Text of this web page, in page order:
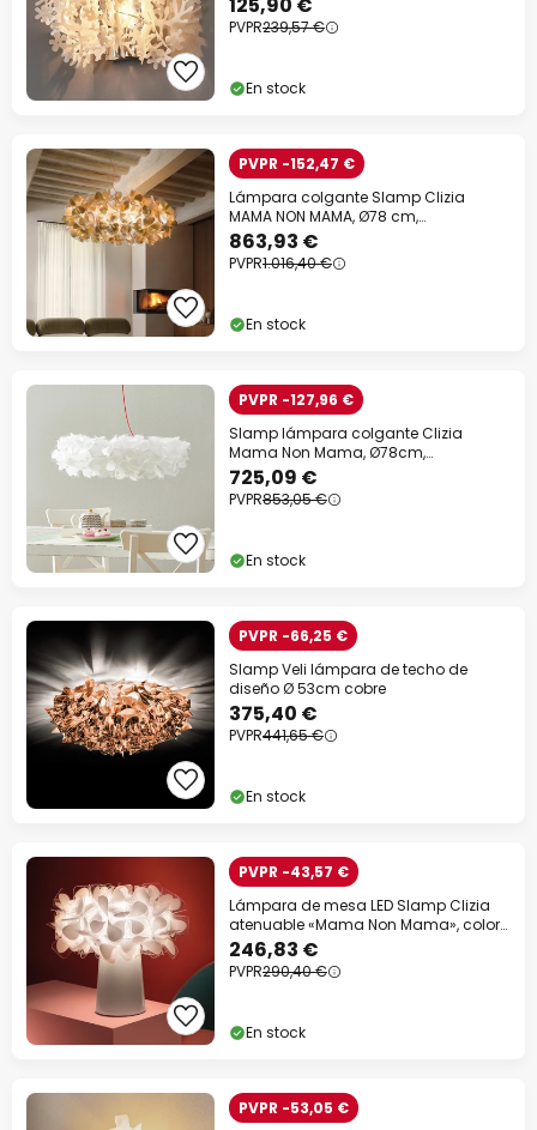
PVPR239,57 €
En stock
PVPR -152,47 €
Lámpara colgante Slamp Clizia
MAMA NON MAMA, Ø78 cm,
dorada/roja
863,93 €
PVPR1.016,40 €
En stock
PVPR -127,96 €
Slamp lámpara colgante Clizia
Mama Non Mama, Ø78cm,
blanco/rojo
725,09 €
PVPR853,05 €
En stock
PVPR -66,25 €
Slamp Veli lámpara de techo de
diseño Ø 53cm cobre
375,40 €
PVPR441,65 €
En stock
PVPR -43,57 €
Lámpara de mesa LED Slamp Clizia
atenuable «Mama Non Mama», color
blanco
246,83 €
PVPR290,40 €
En stock
PVPR -53,05 €